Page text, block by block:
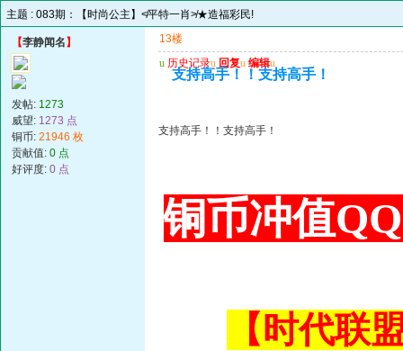
主题 : 083期：【时尚公主】≮平特一肖≯★造福彩民!
【李静闻名 】
发帖: 1273
威望: 1273 点
铜币: 21946 枚
贡献值: 0 点
好评度: 0 点
13楼
u 历史记录u 回复u 编辑u
支持高手！！支持高手！
支持高手！！支持高手！
铜币冲值
【时代联